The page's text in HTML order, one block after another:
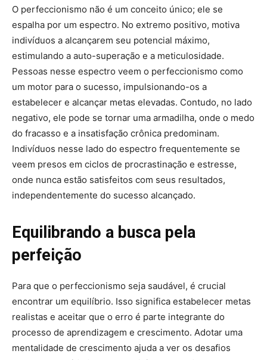
O perfeccionismo não é um conceito único; ele se
espalha por um espectro. No extremo positivo, motiva
indivíduos a alcançarem seu potencial máximo,
estimulando a auto-superação e a meticulosidade.
Pessoas nesse espectro veem o perfeccionismo como
um motor para o sucesso, impulsionando-os a
estabelecer e alcançar metas elevadas. Contudo, no lado
negativo, ele pode se tornar uma armadilha, onde o medo
do fracasso e a insatisfação crônica predominam.
Indivíduos nesse lado do espectro frequentemente se
veem presos em ciclos de procrastinação e estresse,
onde nunca estão satisfeitos com seus resultados,
independentemente do sucesso alcançado.
Equilibrando a busca pela
perfeição
Para que o perfeccionismo seja saudável, é crucial
encontrar um equilíbrio. Isso significa estabelecer metas
realistas e aceitar que o erro é parte integrante do
processo de aprendizagem e crescimento. Adotar uma
mentalidade de crescimento ajuda a ver os desafios